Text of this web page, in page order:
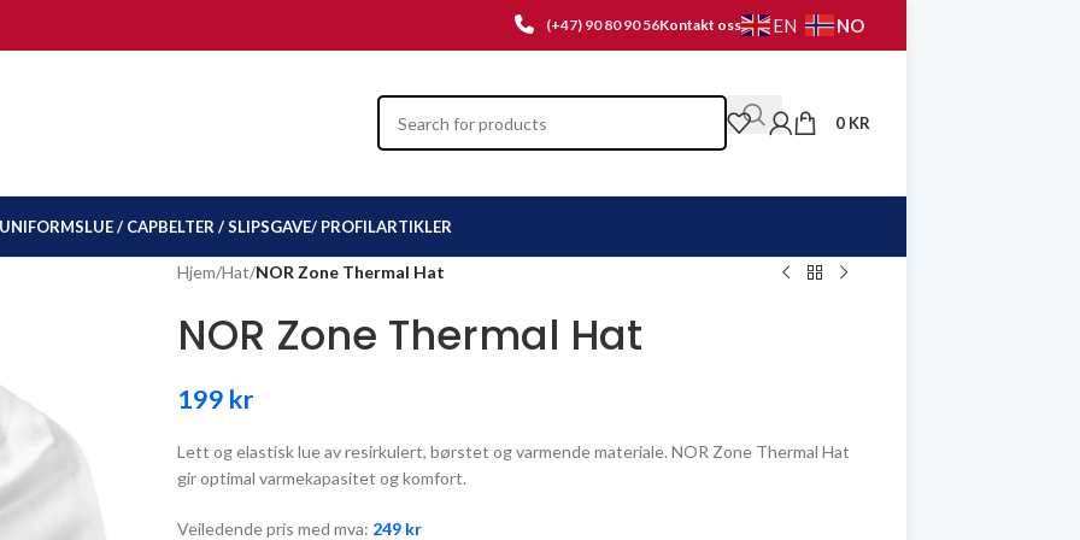
(+47) 90 80 90 56Kontakt oss EN NO
0 KR
UNIFORMSLUE / CAPBELTER / SLIPSGAVE/ PROFILARTIKLER
Hjem/Hat/NOR Zone Thermal Hat
NOR Zone Thermal Hat
199 kr
Lett og elastisk lue av resirkulert, børstet og varmende materiale. NOR Zone Thermal Hat
gir optimal varmekapasitet og komfort.
Veiledende pris med mva: 249 kr